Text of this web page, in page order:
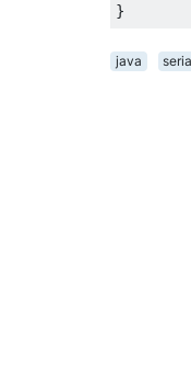
}
java